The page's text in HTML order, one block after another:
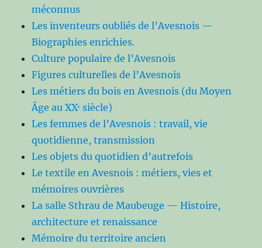
méconnus
Les inventeurs oubliés de l’Avesnois —
Biographies enrichies.
Culture populaire de l’Avesnois
Figures culturelles de l’Avesnois
Les métiers du bois en Avesnois (du Moyen
Âge au XXᵉ siècle)
Les femmes de l’Avesnois : travail, vie
quotidienne, transmission
Les objets du quotidien d’autrefois
Le textile en Avesnois : métiers, vies et
mémoires ouvrières
La salle Sthrau de Maubeuge — Histoire,
architecture et renaissance
Mémoire du territoire ancien